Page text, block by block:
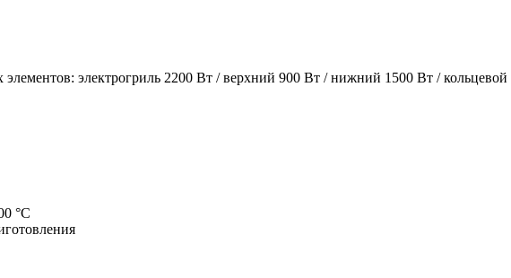
элементов: электрогриль 2200 Вт / верхний 900 Вт / нижний 1500 Вт /
°C